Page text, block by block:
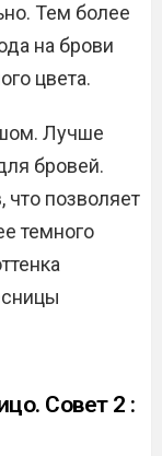
Тем более
на брови
цвета.
Лучше
бровей.
что позволяет
темного
Совет 2 :